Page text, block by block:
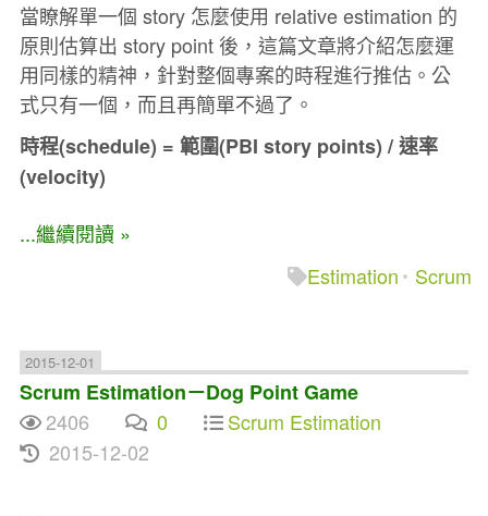
當瞭解單一個 story 怎麼使用 relative estimation 的
原則估算出 story point 後，這篇文章將介紹怎麼運
用同樣的精神，針對整個專案的時程進行推估。公
式只有一個，而且再簡單不過了。
時程(schedule) = 範圍(PBI story points) / 速率
(velocity)
...繼續閱讀 »
Estimation
Scrum
2015-12-01
Scrum Estimation－Dog Point Game
2406
0
Scrum Estimation
2015-12-02